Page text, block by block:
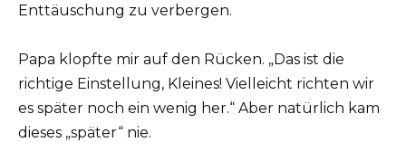
Enttäuschung zu verbergen.
Papa klopfte mir auf den Rücken. „Das ist die
richtige Einstellung, Kleines! Vielleicht richten wir
es später noch ein wenig her.“ Aber natürlich kam
dieses „später“ nie.